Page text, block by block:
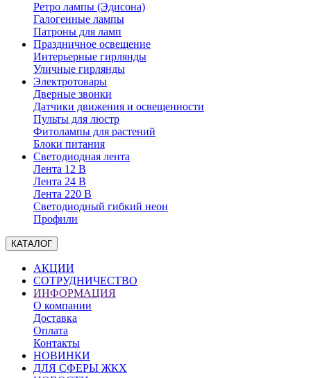
Ретро лампы (Эдисона)
Галогенные лампы
Патроны для ламп
Праздничное освещение
Интерьерные гирлянды
Уличные гирлянды
Электротовары
Дверные звонки
Датчики движения и освещенности
Пульты для люстр
Фитолампы для растений
Блоки питания
Светодиодная лента
Лента 12 В
Лента 24 В
Лента 220 В
Светодиодный гибкий неон
Профили
КАТАЛОГ
АКЦИИ
СОТРУДНИЧЕСТВО
ИНФОРМАЦИЯ
О компании
Доставка
Оплата
Контакты
НОВИНКИ
ДЛЯ СФЕРЫ ЖКХ